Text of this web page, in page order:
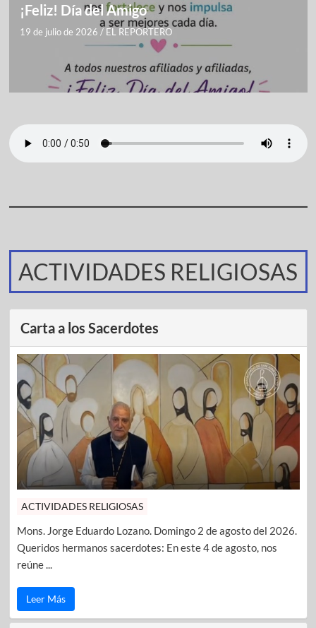
¡Feliz! Día del Amigo
19 de julio de 2026 / EL REPORTERO
ACTIVIDADES RELIGIOSAS
Carta a los Sacerdotes
ACTIVIDADES RELIGIOSAS
Mons. Jorge Eduardo Lozano. Domingo 2 de agosto del 2026.
Queridos hermanos sacerdotes: En este 4 de agosto, nos
reúne ...
Leer Más